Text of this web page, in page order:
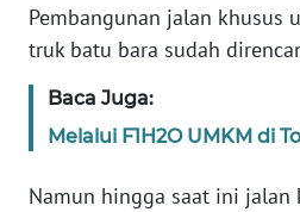
Pembangunan jalan khusus
truk batu bara sudah
Baca Juga:
Melalui F1H2O UMKM di
Namun hingga saat ini jalan
MEDIA
SIBER
REDAKSI